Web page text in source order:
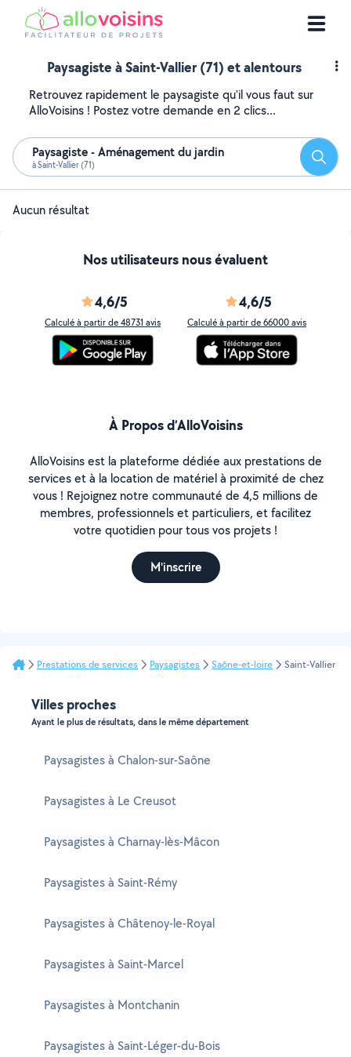
Paysagiste à Saint-Vallier (71) et alentours
Retrouvez rapidement le paysagiste qu'il vous faut sur
AlloVoisins ! Postez votre demande en 2 clics...
Paysagiste - Aménagement du jardin
à Saint-Vallier (71)
Aucun résultat
Nos utilisateurs nous évaluent
4,6/5
Calculé à partir de 48731 avis
4,6/5
Calculé à partir de 66000 avis
À Propos d’AlloVoisins
AlloVoisins est la plateforme dédiée aux prestations de
services et à la location de matériel à proximité de chez
vous ! Rejoignez notre communauté de 4,5 millions de
membres, professionnels et particuliers, et facilitez
votre quotidien pour tous vos projets !
M'inscrire
Prestations de services Paysagistes Saône-et-loire Saint-Vallier
Villes proches
Ayant le plus de résultats, dans le même département
Paysagistes à Chalon-sur-Saône
Paysagistes à Le Creusot
Paysagistes à Charnay-lès-Mâcon
Paysagistes à Saint-Rémy
Paysagistes à Châtenoy-le-Royal
Paysagistes à Saint-Marcel
Paysagistes à Montchanin
Paysagistes à Saint-Léger-du-Bois